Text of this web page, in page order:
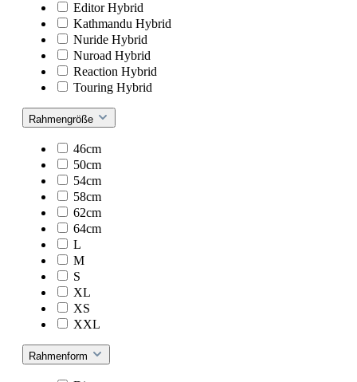
Editor Hybrid
Kathmandu Hybrid
Nuride Hybrid
Nuroad Hybrid
Reaction Hybrid
Touring Hybrid
Rahmengröße
46cm
50cm
54cm
58cm
62cm
64cm
L
M
S
XL
XS
XXL
Rahmenform